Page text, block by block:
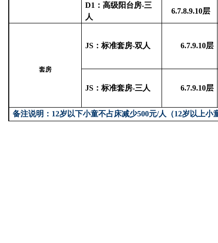
D1 ：高级阳台房-三
人
6.7.8.9.10层
套房
JS ：标准套房-双人 6.7.9.10层
JS ：标准套房-三人 6.7.9.10层
备注说明： 12岁以下小童不占床减少500元/人（12岁以上小